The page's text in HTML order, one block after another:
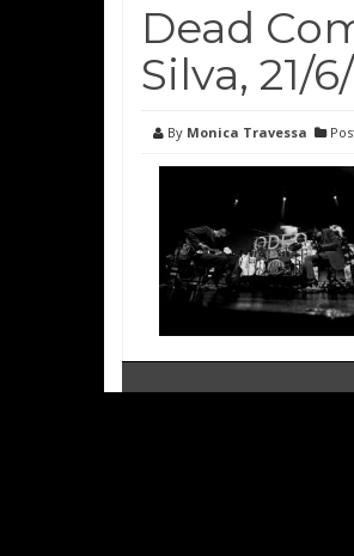
Dead
Silva, 21/
By Monica Travessa